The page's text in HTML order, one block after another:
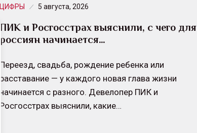
ЦИФРЫ 5 августа, 2026
ПИК и Росгосстрах выяснили, с чего для
россиян начинается…
Переезд, свадьба, рождение ребенка или
расставание — у каждого новая глава жизни
начинается с разного. Девелопер ПИК и
Росгосстрах выяснили, какие…